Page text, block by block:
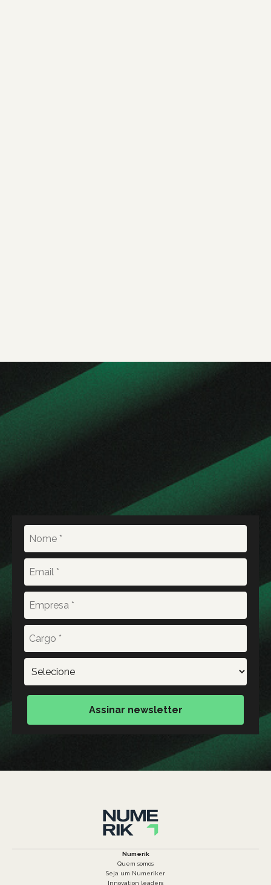
Assinar newsletter
Numerik
Quem somos
Seja um Numeriker
Innovation leaders